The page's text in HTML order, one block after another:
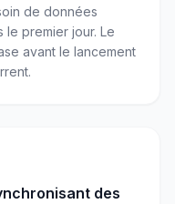
de données
le premier jour. Le
avant le lancement
des